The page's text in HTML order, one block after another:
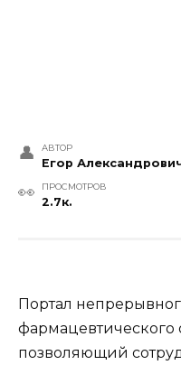
АВТОР
Егор
ПРОСМОТРОВ
2.7к.
Портал
фармацевтического
позволяющий